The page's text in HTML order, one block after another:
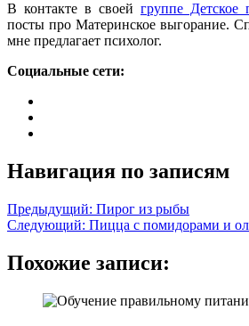
В контакте в своей группе Детское
посты про Материнское выгорание.
мне предлагает психолог.
Социальные сети:
Навигация по записям
Предыдущий: Пирог из рыбы
Следующий: Пицца с помидорами и
Похожие записи: